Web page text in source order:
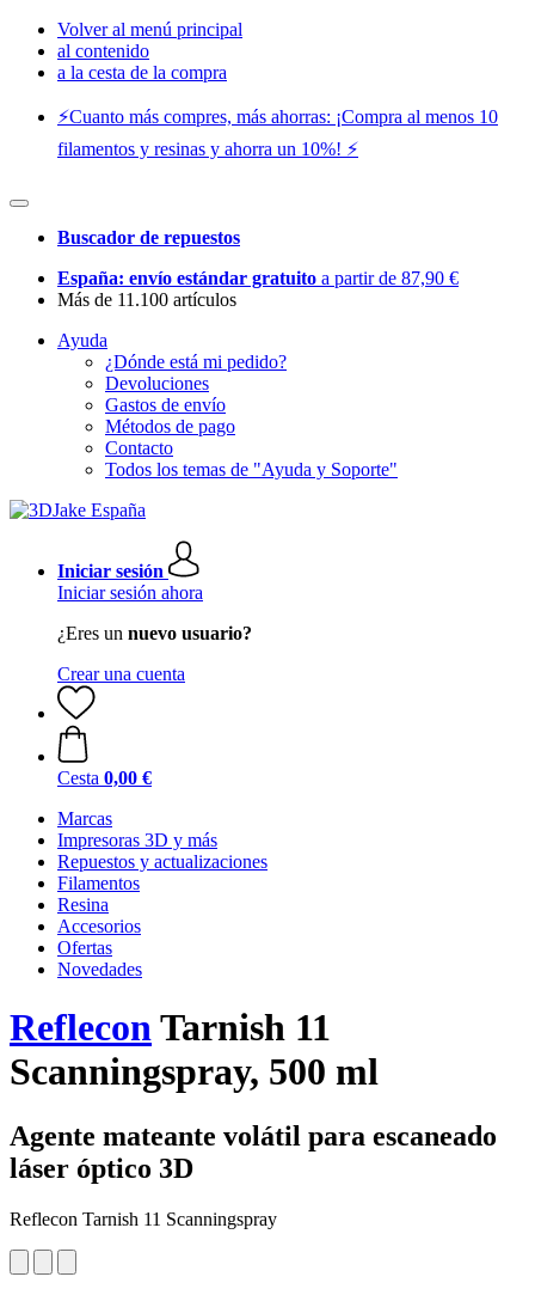
Volver al menú principal
al contenido
a la cesta de la compra
⚡️Cuanto más compres, más ahorras: ¡Compra al menos 10
filamentos y resinas y ahorra un 10%! ⚡️
Buscador de repuestos
España: envío estándar gratuito a partir de 87,90 €
Más de 11.100 artículos
Ayuda
¿Dónde está mi pedido?
Devoluciones
Gastos de envío
Métodos de pago
Contacto
Todos los temas de "Ayuda y Soporte"
Iniciar sesión
Iniciar sesión ahora
¿Eres un nuevo usuario?
Crear una cuenta
Cesta 0,00 €
Marcas
Impresoras 3D y más
Repuestos y actualizaciones
Filamentos
Resina
Accesorios
Ofertas
Novedades
RefleconTarnish 11
Scanningspray, 500 ml
Agente mateante volátil para escaneado
láser óptico 3D
Reflecon Tarnish 11 Scanningspray